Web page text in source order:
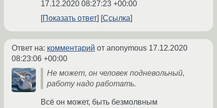
17.12.2020 08:27:23 +00:00
Показать ответ
Ссылка
Ответ на: комментарий от anonymous 17.12.2020
08:23:06 +00:00
Не может, он человек подневольный,
работу надо работать.
Всё он может, быть безмолвным